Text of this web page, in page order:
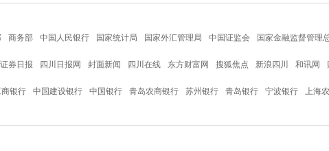
商务部 中国人民银行 国家统计局 国家外汇管理局 中国证监会 国家金融监督管理
证券日报 四川日报网 封面新闻 四川在线 东方财富网 搜狐焦点 新浪四川 和讯网
银行 中国建设银行 中国银行 青岛农商银行 苏州银行 青岛银行 宁波银行 上海